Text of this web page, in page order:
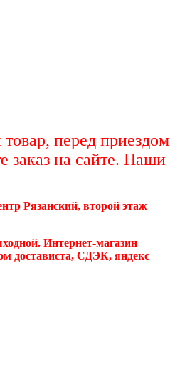
перед приездом
заказ на сайте. Наши
Рязанский, второй этаж
Интернет-магазин
достависта, СДЭК, яндекс